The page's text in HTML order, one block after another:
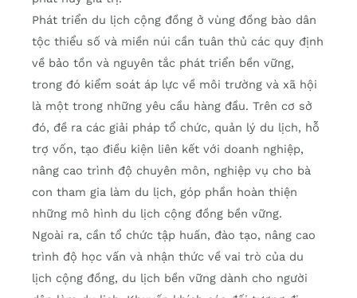
Phát triển du lịch cộng đồng ở vùng đồng bào dân
tộc thiểu số và miền núi cần tuân thủ các quy định
về bảo tồn và nguyên tắc phát triển bền vững,
trong đó kiểm soát áp lực về môi trường và xã hội
là một trong những yêu cầu hàng đầu. Trên cơ sở
đó, đề ra các giải pháp tổ chức, quản lý du lịch, hỗ
trợ vốn, tạo điều kiện liên kết với doanh nghiệp,
nâng cao trình độ chuyên môn, nghiệp vụ cho bà
con tham gia làm du lịch, góp phần hoàn thiện
những mô hình du lịch cộng đồng bền vững.
Ngoài ra, cần tổ chức tập huấn, đào tạo, nâng cao
trình độ học vấn và nhận thức về vai trò của du
lịch cộng đồng, du lịch bền vững dành cho người